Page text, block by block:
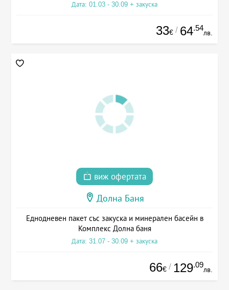
Дата: 01.03 - 30.09 + закуска
33€ / 64.54
лв.
виж офертата
Долна Баня
Еднодневен пакет със закуска и минерален басейн в
Комплекс Долна баня
Дата: 31.07 - 30.09 + закуска
66€ / 129.09
лв.